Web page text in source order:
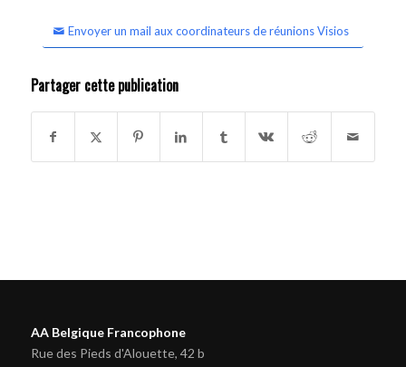
Envoyer un mail aux coordinateurs de réunions Visios
Partager cette publication
AA Belgique Francophone
Rue des Pieds d'Alouette, 42 b